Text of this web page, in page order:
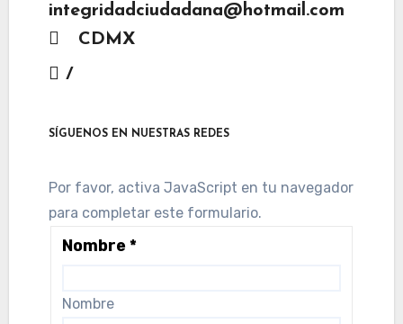
integridadciudadana@hotmail.com
CDMX
/
SÍGUENOS EN NUESTRAS REDES
Por favor, activa JavaScript en tu navegador
para completar este formulario.
Nombre*
Nombre